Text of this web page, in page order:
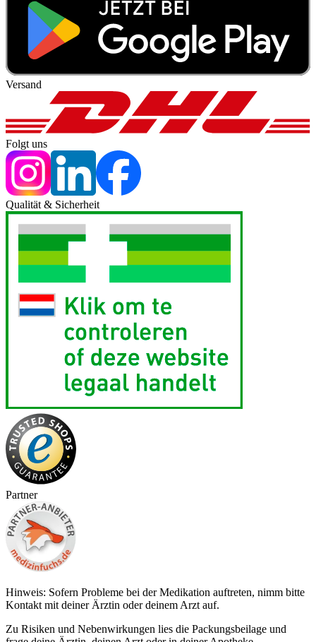
Versand
Folgt uns
Qualität & Sicherheit
Partner
Hinweis: Sofern Probleme bei der Medikation auftreten, nimm bitte
Kontakt mit deiner Ärztin oder deinem Arzt auf.
Zu Risiken und Nebenwirkungen lies die Packungsbeilage und